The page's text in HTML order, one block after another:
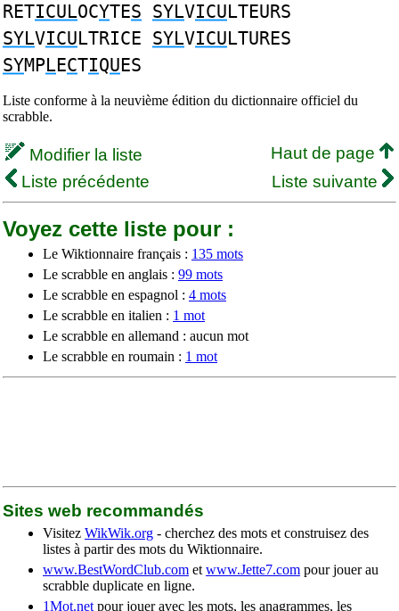
RETICULOCYTES SYLVICULTEURS
SYLVICULTRICE SYLVICULTURES
SYMPLECTIQUES
Liste conforme à la neuvième édition du dictionnaire officiel du
scrabble.
Modifier la liste
Haut de page
Liste précédente
Liste suivante
Voyez cette liste pour :
Le Wiktionnaire français : 135 mots
Le scrabble en anglais : 99 mots
Le scrabble en espagnol : 4 mots
Le scrabble en italien : 1 mot
Le scrabble en allemand : aucun mot
Le scrabble en roumain : 1 mot
Sites web recommandés
Visitez WikWik.org - cherchez des mots et construisez des
listes à partir des mots du Wiktionnaire.
www.BestWordClub.com et www.Jette7.com pour jouer au
scrabble duplicate en ligne.
1Mot.net pour jouer avec les mots, les anagrammes, les